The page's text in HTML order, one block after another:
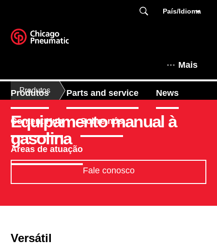
País/Idioma
Mais
Produtos Parts and service News
Content Hub Sobre nós
Áreas de atuação
Produtos
Equipamento manual à
gasolina
Fale conosco
Versátil